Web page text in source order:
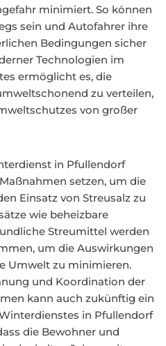
minimiert. So können
sein und Autofahrer ihre
Bedingungen sicher
Technologien im
ermöglicht es, die
zu verteilen,
von großer
in Pfullendorf
setzen, um die
Einsatz von Streusalz zu
wie beheizbare
Streumittel werden
um die Auswirkungen
Umwelt zu minimieren.
und Koordination der
kann auch zukünftig ein
in Pfullendorf
die Bewohner und